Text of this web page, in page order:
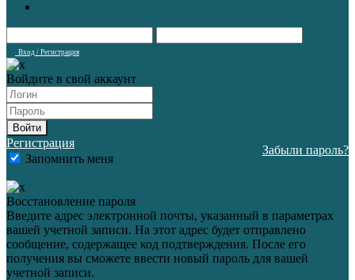
Вход / Регистрация
Войдите в свой аккаунт
Войти
Регистрация
Запомнить меня
Забыли пароль?
Восстановление пароля
Введите адрес электронной почты, указанный в параметрах
вашей учетной записи. На этот адрес будет отправлено
сообщение, содержащее код подтверждения. После его
получения вы сможете ввести новый пароль для вашей
учетной записи.